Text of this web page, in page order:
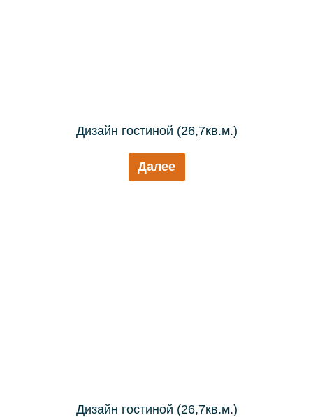
Дизайн гостиной (26,7кв.м.)
Далее
Дизайн гостиной (26,7кв.м.)